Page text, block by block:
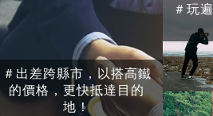
＃出差跨縣市，以搭高鐵
的價格，更快抵達目的
地！
＃玩